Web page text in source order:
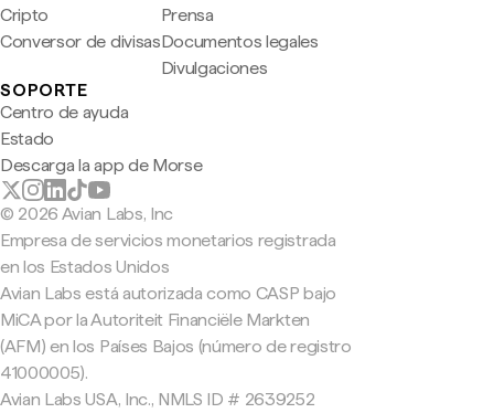
Cripto
Conversor de divisas
Prensa
Documentos legales
Divulgaciones
SOPORTE
Centro de ayuda
Estado
Descarga la app de Morse
© 2026 Avian Labs, Inc
Empresa de servicios monetarios registrada
en los Estados Unidos
Avian Labs está autorizada como CASP bajo
MiCA por la Autoriteit Financiële Markten
(AFM) en los Países Bajos (número de registro
41000005).
Avian Labs USA, Inc., NMLS ID # 2639252